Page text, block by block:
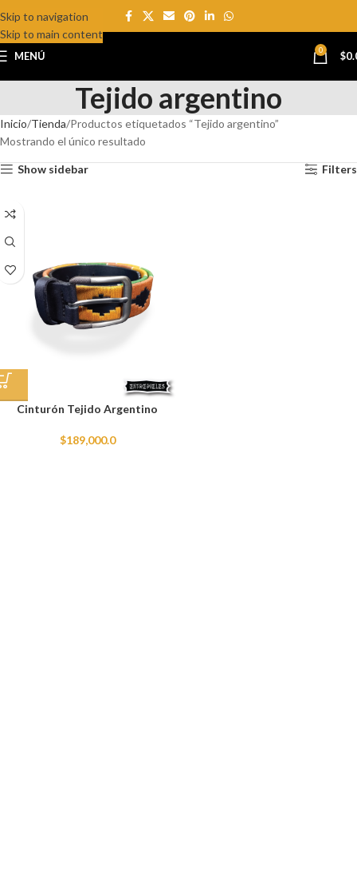
Skip to navigation
Skip to main content
MENÚ 0 $
Tejido argentino
Inicio Tienda Productos etiquetados “Tejido argentino”
Mostrando el único resultado
Show sidebar Filters
Cinturón Tejido Argentino
$189,000.0